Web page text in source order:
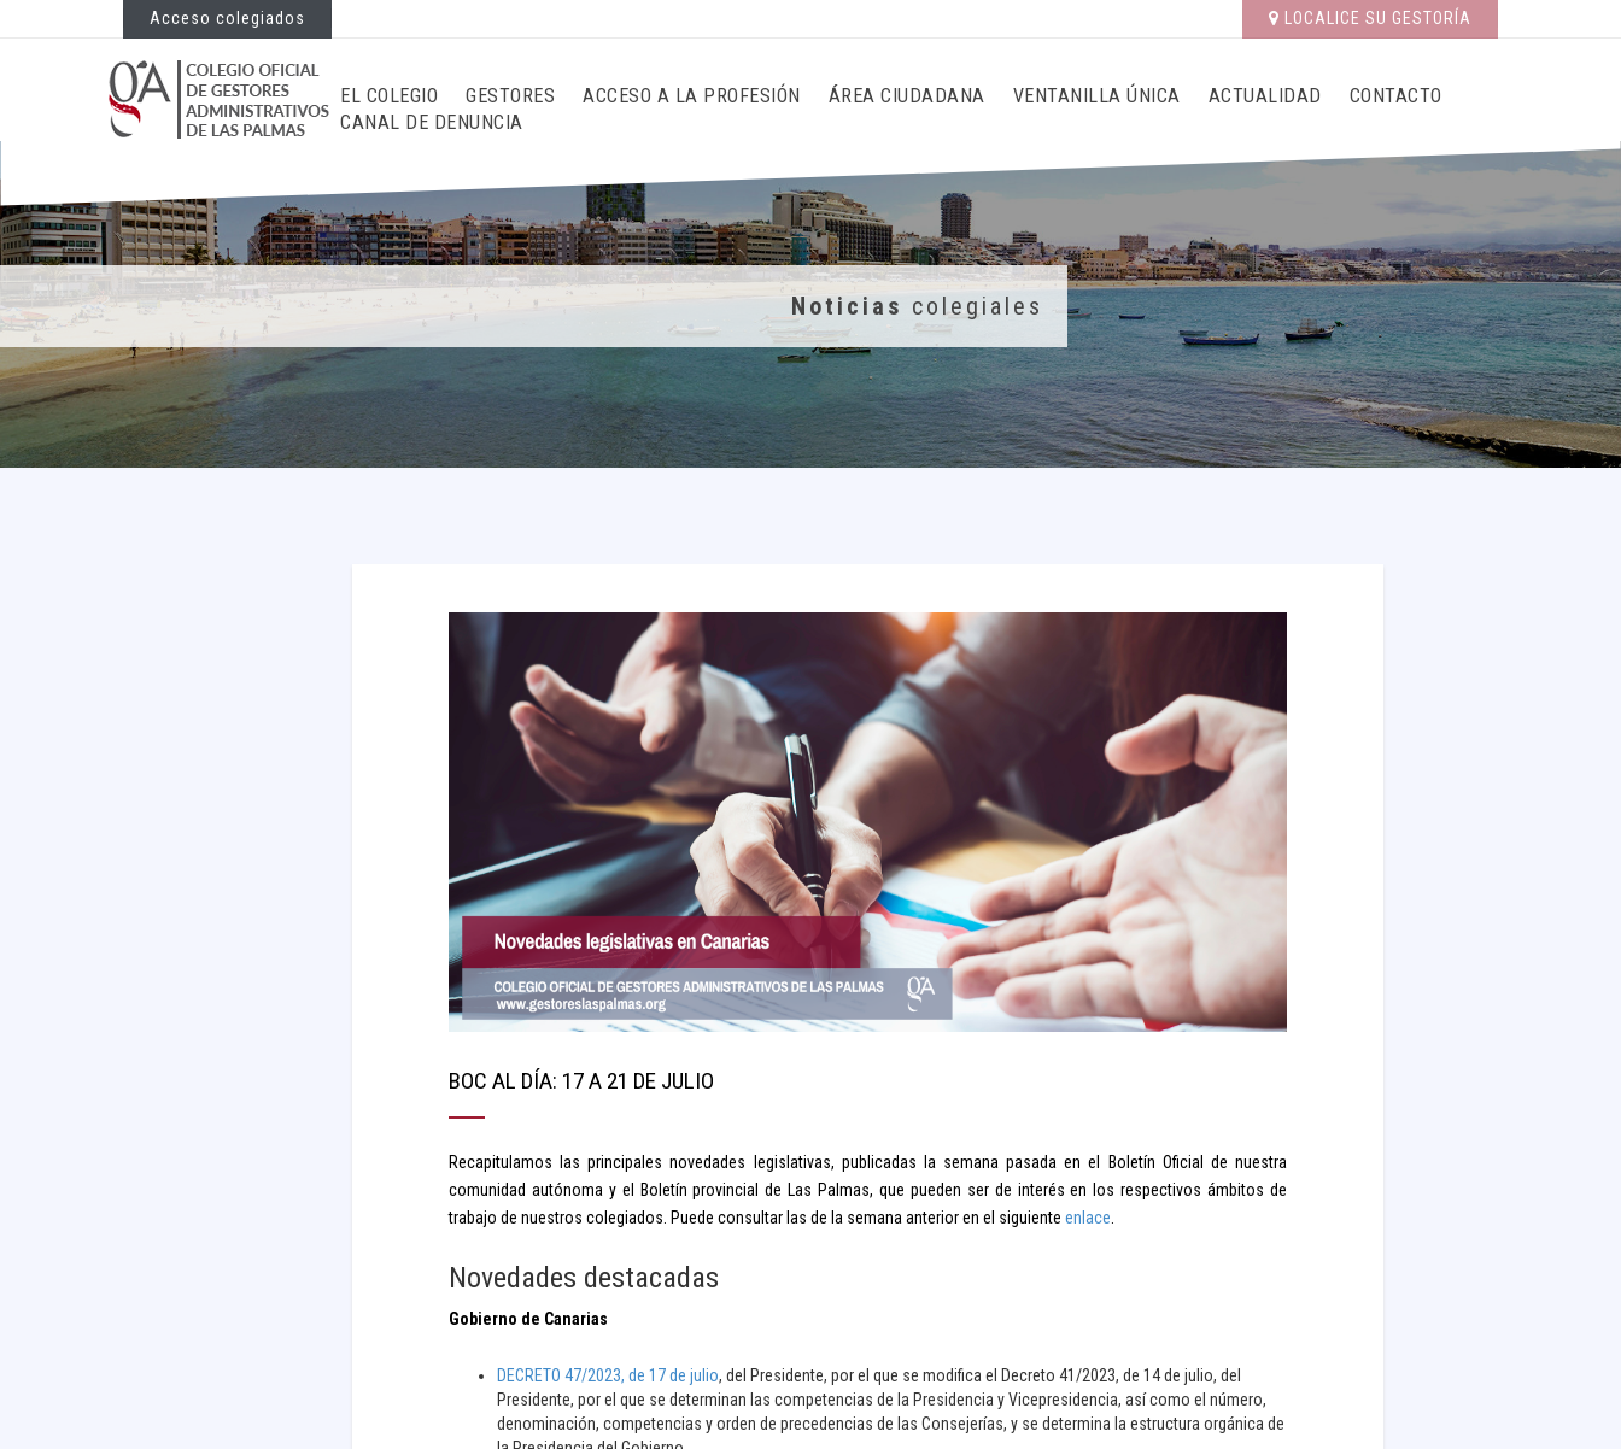
Acceso colegiados LOCALICE SU GESTORÍA
EL COLEGIO GESTORES ACCESO A LA PROFESIÓN ÁREA CIUDADANA VENTANILLA ÚNICA ACTUALIDAD
CONTACTO
CANAL DE DENUNCIA
Noticias colegiales
BOC AL DÍA: 17 A 21 DE JULIO
Recapitulamos las principales novedades legislativas, publicadas la semana pasada en el Boletín Oficial de nuestra
comunidad autónoma y el Boletín provincial de Las Palmas, que pueden ser de interés en los respectivos ámbitos de
trabajo de nuestros colegiados. Puede consultar las de la semana anterior en el siguiente enlace
Novedades destacadas
Gobierno de Canarias
DECRETO 47/2023, de 17 de julio, del Presidente, por el que se modifica el Decreto 41/2023, de 14 de julio, del
Presidente, por el que se determinan las competencias de la Presidencia y Vicepresidencia, así como el número,
denominación, competencias y orden de precedencias de las Consejerías, y se determina la estructura orgánica de